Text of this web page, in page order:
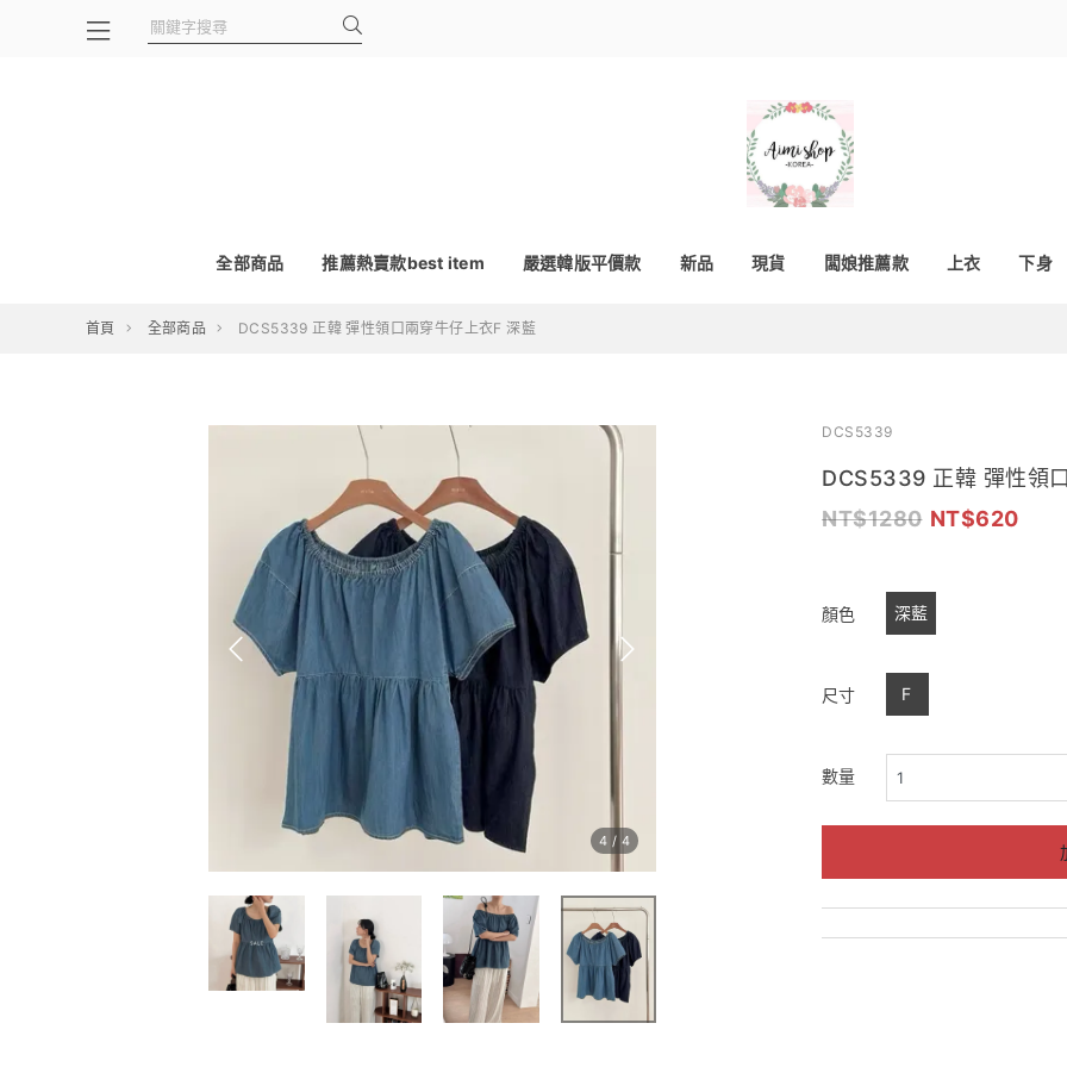
全部商品 推薦熱賣款best item 嚴選韓版平價款 新品 現貨 闆娘推薦款 上衣 下身
首頁 全部商品 DCS5339 正韓 彈性領口兩穿牛仔上衣F 深藍
4 / 4
DCS5339
DCS5339 正韓 彈性領
1280
620
顏色 深藍
尺寸 F
數量